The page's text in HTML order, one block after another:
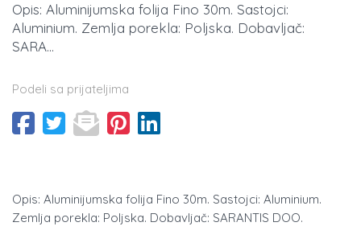
Opis: Aluminijumska folija Fino 30m. Sastojci:
Aluminium. Zemlja porekla: Poljska. Dobavljač:
SARA...
Podeli sa prijateljima
Opis: Aluminijumska folija Fino 30m. Sastojci: Aluminium.
Zemlja porekla: Poljska. Dobavljač: SARANTIS DOO.